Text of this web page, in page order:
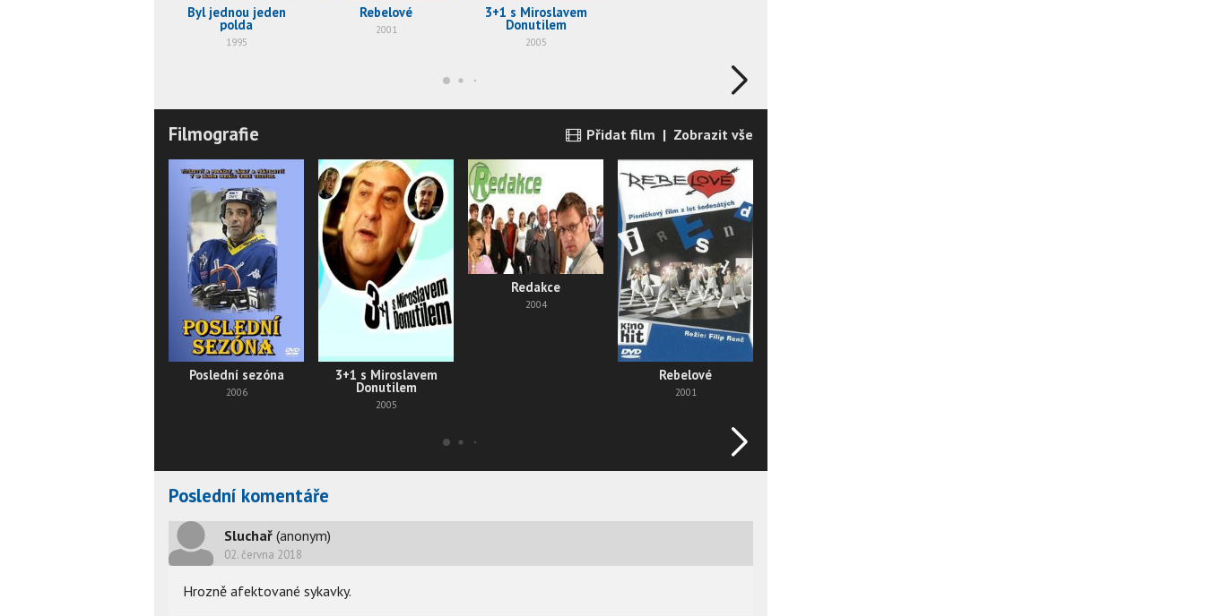
Byl jednou jeden
polda
1995
Rebelové
2001
3+1 s Miroslavem
Donutilem
2005
Filmografie Přidat film | Zobrazit vše
Poslední sezóna
2006
3+1 s Miroslavem
Donutilem
2005
Redakce
2004
Rebelové
2001
Poslední komentáře
Sluchař (anonym)
02. června 2018
Hrozně afektované sykavky.